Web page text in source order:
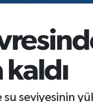
seviyesinin